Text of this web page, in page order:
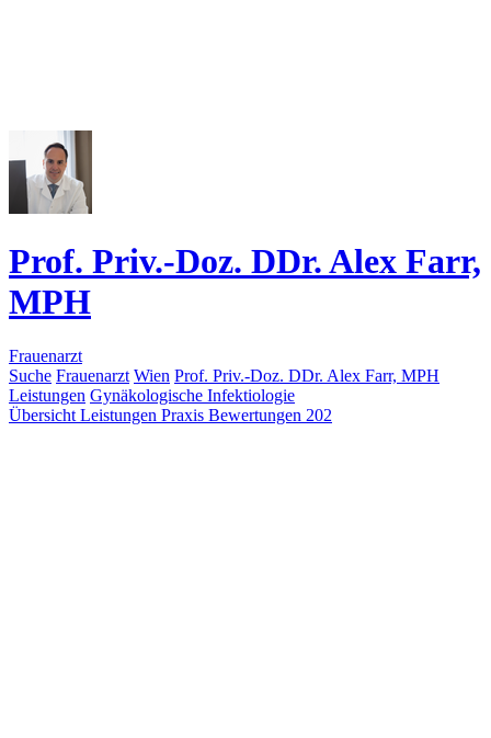
Prof. Priv.-Doz. DDr. Alex Farr,
MPH
Frauenarzt
Suche Frauenarzt Wien Prof. Priv.-Doz. DDr. Alex Farr, MPH
Leistungen Gynäkologische Infektiologie
Übersicht Leistungen Praxis Bewertungen 202